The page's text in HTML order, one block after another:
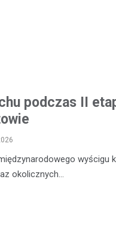
podczas II
wyścigu
okolicznych…